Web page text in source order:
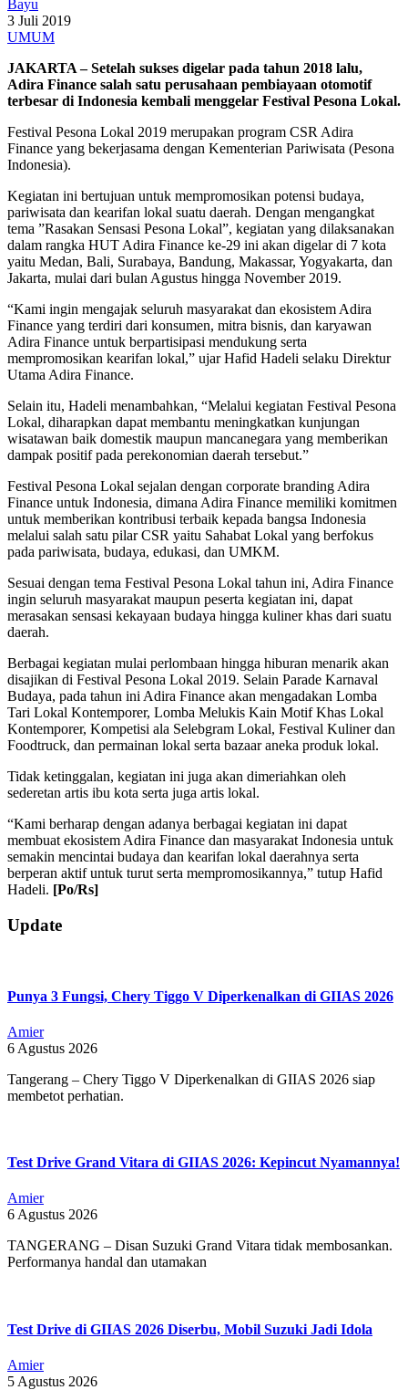
Bayu
3 Juli 2019
UMUM
JAKARTA – Setelah sukses digelar pada tahun 2018 lalu,
Adira Finance salah satu perusahaan pembiayaan otomotif
terbesar di Indonesia kembali menggelar Festival Pesona Lokal.
Festival Pesona Lokal 2019 merupakan program CSR Adira
Finance yang bekerjasama dengan Kementerian Pariwisata (Pesona
Indonesia).
Kegiatan ini bertujuan untuk mempromosikan potensi budaya,
pariwisata dan kearifan lokal suatu daerah. Dengan mengangkat
tema ”Rasakan Sensasi Pesona Lokal”, kegiatan yang dilaksanakan
dalam rangka HUT Adira Finance ke-29 ini akan digelar di 7 kota
yaitu Medan, Bali, Surabaya, Bandung, Makassar, Yogyakarta, dan
Jakarta, mulai dari bulan Agustus hingga November 2019.
“Kami ingin mengajak seluruh masyarakat dan ekosistem Adira
Finance yang terdiri dari konsumen, mitra bisnis, dan karyawan
Adira Finance untuk berpartisipasi mendukung serta
mempromosikan kearifan lokal,” ujar Hafid Hadeli selaku Direktur
Utama Adira Finance.
Selain itu, Hadeli menambahkan, “Melalui kegiatan Festival Pesona
Lokal, diharapkan dapat membantu meningkatkan kunjungan
wisatawan baik domestik maupun mancanegara yang memberikan
dampak positif pada perekonomian daerah tersebut.”
Festival Pesona Lokal sejalan dengan corporate branding Adira
Finance untuk Indonesia, dimana Adira Finance memiliki komitmen
untuk memberikan kontribusi terbaik kepada bangsa Indonesia
melalui salah satu pilar CSR yaitu Sahabat Lokal yang berfokus
pada pariwisata, budaya, edukasi, dan UMKM.
Sesuai dengan tema Festival Pesona Lokal tahun ini, Adira Finance
ingin seluruh masyarakat maupun peserta kegiatan ini, dapat
merasakan sensasi kekayaan budaya hingga kuliner khas dari suatu
daerah.
Berbagai kegiatan mulai perlombaan hingga hiburan menarik akan
disajikan di Festival Pesona Lokal 2019. Selain Parade Karnaval
Budaya, pada tahun ini Adira Finance akan mengadakan Lomba
Tari Lokal Kontemporer, Lomba Melukis Kain Motif Khas Lokal
Kontemporer, Kompetisi ala Selebgram Lokal, Festival Kuliner dan
Foodtruck, dan permainan lokal serta bazaar aneka produk lokal.
Tidak ketinggalan, kegiatan ini juga akan dimeriahkan oleh
sederetan artis ibu kota serta juga artis lokal.
“Kami berharap dengan adanya berbagai kegiatan ini dapat
membuat ekosistem Adira Finance dan masyarakat Indonesia untuk
semakin mencintai budaya dan kearifan lokal daerahnya serta
berperan aktif untuk turut serta mempromosikannya,” tutup Hafid
Hadeli. [Po/Rs]
2019-
07-
Update
Punya 3 Fungsi, Chery Tiggo V Diperkenalkan di GIIAS 2026
Amier
6 Agustus 2026
Tangerang – Chery Tiggo V Diperkenalkan di GIIAS 2026 siap
membetot perhatian.
Test Drive Grand Vitara di GIIAS 2026: Kepincut Nyamannya!
Amier
6 Agustus 2026
TANGERANG – Disan Suzuki Grand Vitara tidak membosankan.
Performanya handal dan utamakan
Test Drive di GIIAS 2026 Diserbu, Mobil Suzuki Jadi Idola
Amier
5 Agustus 2026